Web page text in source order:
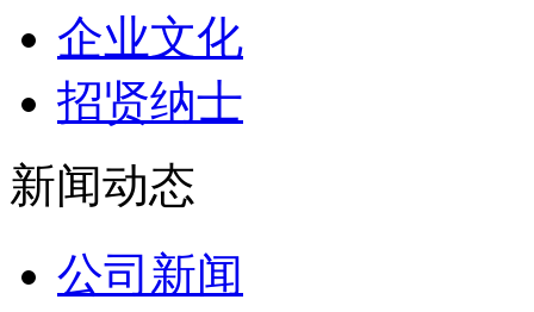
企业文化
招贤纳士
新闻动态
公司新闻